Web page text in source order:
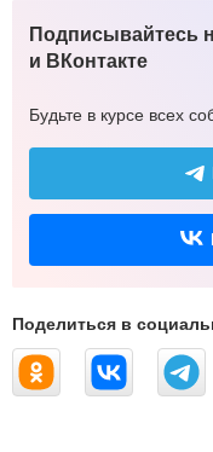
Подписывайтесь
и ВКонтакте
Будьте в курсе всех
Поделиться в